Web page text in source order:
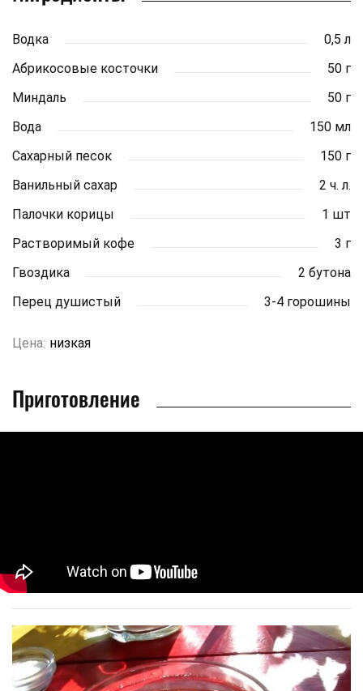
Водка
0,5 л
Абрикосовые косточки
50 г
Миндаль
50 г
Вода
150 мл
Сахарный песок
150 г
Ванильный сахар
2 ч. л.
Палочки корицы
1 шт
Растворимый кофе
3 г
Гвоздика
2 бутона
Перец душистый
3-4 горошины
Цена: низкая
Приготовление